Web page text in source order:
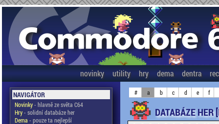
novinky utility hry dema dentra
NAVIGÁTOR
Novinky- hlavně ze světa C64
Hry- solidní databáze her
Dema - pouze ta nejlepší
# a b c d e f
DATABÁZE